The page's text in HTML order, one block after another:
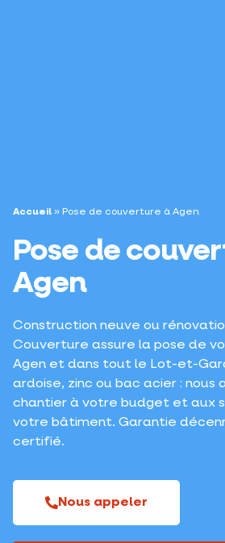
Accueil » Pose de couverture à Agen
Pose de
Agen
Construction neuve ou
Couverture assure la pose de
Agen et dans tout le Lot-et-
ardoise, zinc ou bac acier : nous
chantier à votre budget et aux
votre bâtiment. Garantie
certifié.
Nous appeler